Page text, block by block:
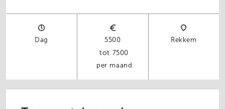
Dag
5500
7500
per maand
Rekkem